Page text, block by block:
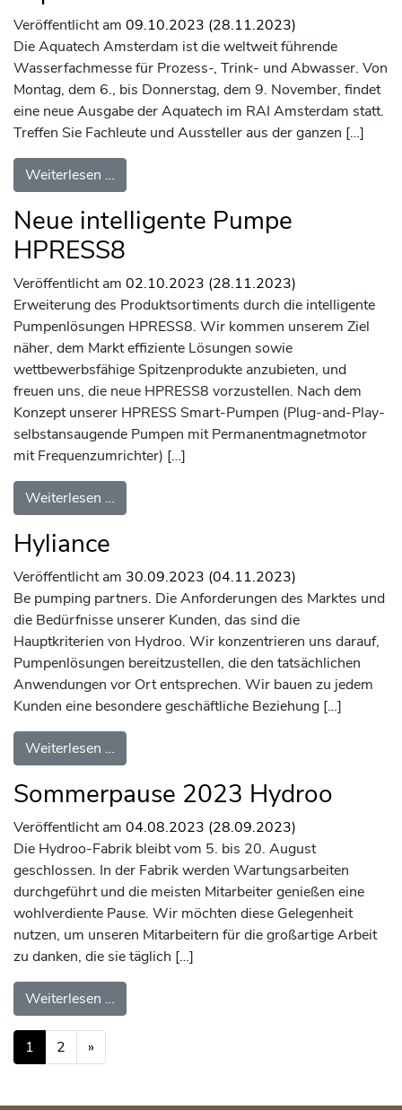
Veröffentlicht am 09.10.2023 (28.11.2023)
Die Aquatech Amsterdam ist die weltweit führende
Wasserfachmesse für Prozess-, Trink- und Abwasser. Von
Montag, dem 6., bis Donnerstag, dem 9. November, findet
eine neue Ausgabe der Aquatech im RAI Amsterdam statt.
Treffen Sie Fachleute und Aussteller aus der ganzen […]
Weiterlesen …
Neue intelligente Pumpe
HPRESS8
Veröffentlicht am 02.10.2023 (28.11.2023)
Erweiterung des Produktsortiments durch die intelligente
Pumpenlösungen HPRESS8. Wir kommen unserem Ziel
näher, dem Markt effiziente Lösungen sowie
wettbewerbsfähige Spitzenprodukte anzubieten, und
freuen uns, die neue HPRESS8 vorzustellen. Nach dem
Konzept unserer HPRESS Smart-Pumpen (Plug-and-Play-
selbstansaugende Pumpen mit Permanentmagnetmotor
mit Frequenzumrichter) […]
Weiterlesen …
Hyliance
Veröffentlicht am 30.09.2023 (04.11.2023)
Be pumping partners. Die Anforderungen des Marktes und
die Bedürfnisse unserer Kunden, das sind die
Hauptkriterien von Hydroo. Wir konzentrieren uns darauf,
Pumpenlösungen bereitzustellen, die den tatsächlichen
Anwendungen vor Ort entsprechen. Wir bauen zu jedem
Kunden eine besondere geschäftliche Beziehung […]
Weiterlesen …
Sommerpause 2023 Hydroo
Veröffentlicht am 04.08.2023 (28.09.2023)
Die Hydroo-Fabrik bleibt vom 5. bis 20. August
geschlossen. In der Fabrik werden Wartungsarbeiten
durchgeführt und die meisten Mitarbeiter genießen eine
wohlverdiente Pause. Wir möchten diese Gelegenheit
nutzen, um unseren Mitarbeitern für die großartige Arbeit
zu danken, die sie täglich […]
Weiterlesen …
Beitragsnavigation
1 2 »